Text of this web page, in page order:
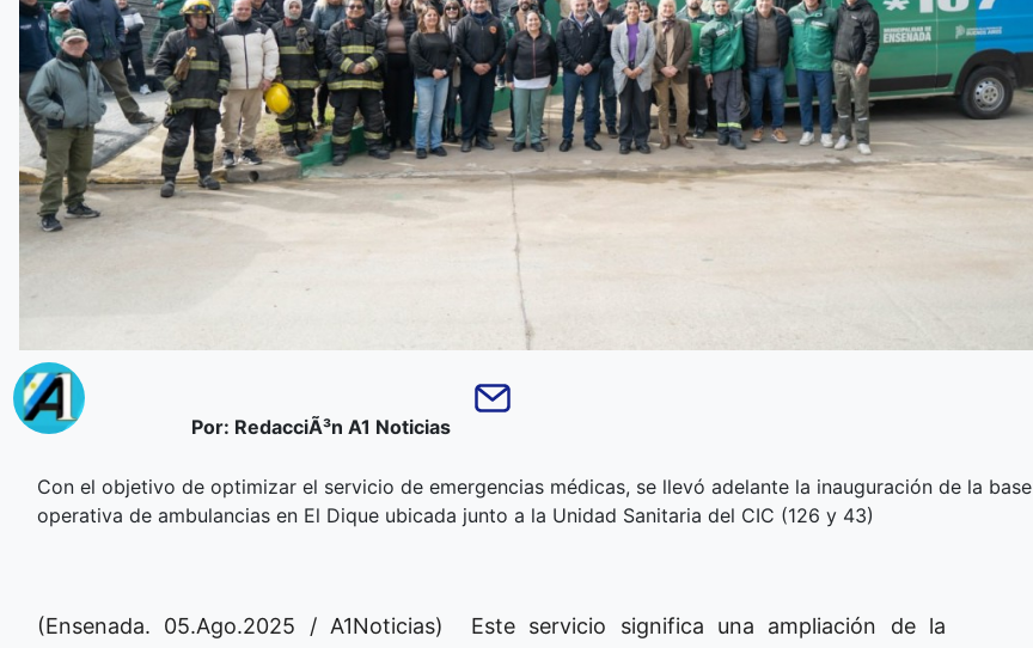
Por: RedacciÃ³n A1 Noticias
Con el objetivo de optimizar el servicio de emergencias médicas, se llevó adelante la inauguración de la base
operativa de ambulancias en El Dique ubicada junto a la Unidad Sanitaria del CIC (126 y 43)
(Ensenada. 05.Ago.2025 / A1Noticias) Este servicio significa una ampliación de la